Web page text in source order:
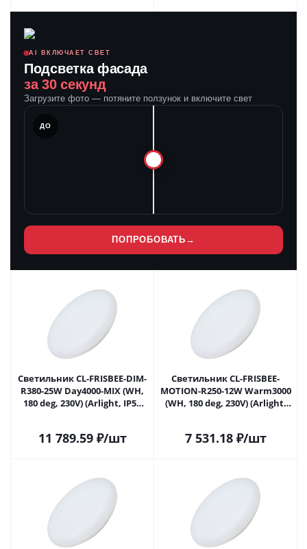
AI ВКЛЮЧАЕТ СВЕТ
Подсветка фасада
за 30 секунд
Загрузите фото — потяните ползунок и включите свет
ДО
ПОПРОБОВАТЬ →
Светильник CL-FRISBEE-DIM-
R380-25W Day4000-MIX (WH,
180 deg, 230V) (Arlight, IP54
11 789.59₽/шт
Светильник CL-FRISBEE-
MOTION-R250-12W Warm3000
(WH, 180 deg, 230V) (Arlight,
7 531.18₽/шт